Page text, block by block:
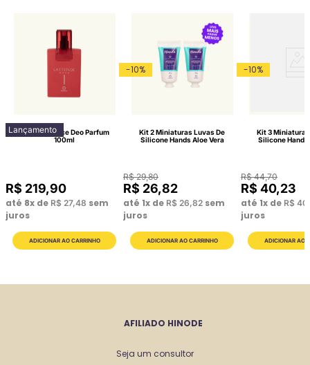
Lançamento
Lattitude Race Deo Parfum
100ml
R$ 219,90
até 8x de R$ 27,48 sem
juros
-10%
Kit 2 Miniaturas Luvas De
Silicone Hands Aloe Vera
R$ 29,80
R$ 26,82
até 1x de R$ 26,82 sem
juros
-10%
Kit 3
Silicone Hands
R$ 44,70
R$ 40,23
até 1x de R$ 40
juros
AFILIADO HINODE
Seja um consultor